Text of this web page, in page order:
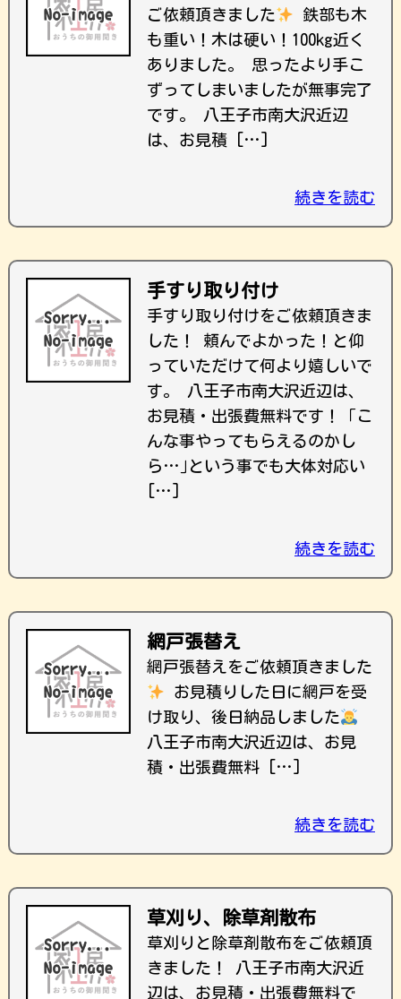
ご依頼頂きました
鉄部も木
も重い！木は硬い！100kg近く
ありました。 思ったより手こ
ずってしまいましたが無事完了
です。 八王子市南大沢近辺
は、お見積 […]
続きを読む
手すり取り付け
手すり取り付けをご依頼頂きま
した！ 頼んでよかった！と仰
っていただけて何より嬉しいで
す。 八王子市南大沢近辺は、
お見積・出張費無料です！ ｢こ
んな事やってもらえるのかし
ら…｣という事でも大体対応い
[…]
続きを読む
網戸張替え
網戸張替えをご依頼頂きました
お見積りした日に網戸を受
け取り、後日納品しました
八王子市南大沢近辺は、お見
積・出張費無料 […]
続きを読む
草刈り、除草剤散布
草刈りと除草剤散布をご依頼頂
きました！ 八王子市南大沢近
辺は、お見積・出張費無料で